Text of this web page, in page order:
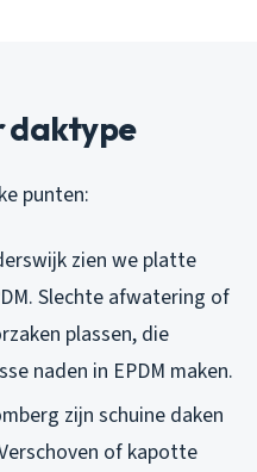
daktype
punten:
zien we platte
Slechte afwatering of
plassen, die
naden in EPDM maken.
zijn schuine daken
of kapotte